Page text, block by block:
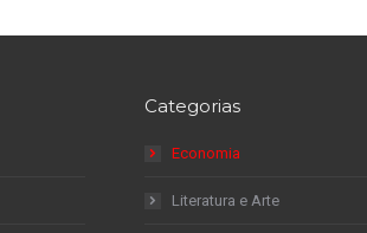
Categorias
Economia
Literatura e Arte